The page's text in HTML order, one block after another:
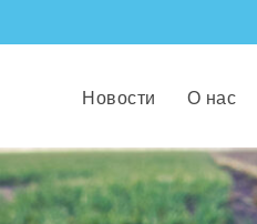
Новости О нас